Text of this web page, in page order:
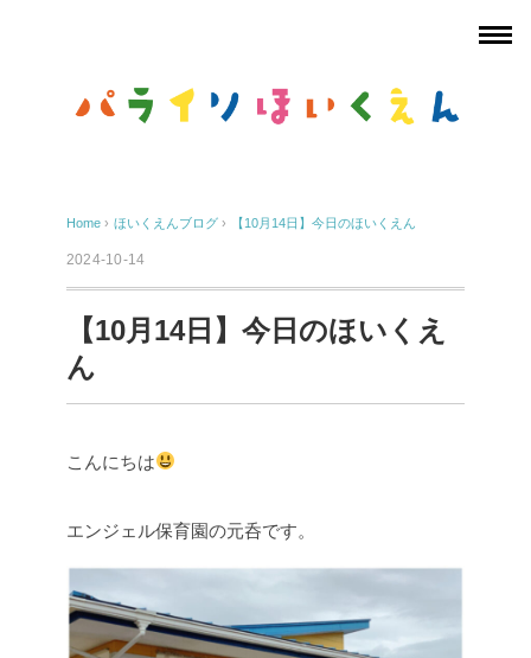
Home › ほいくえんブログ › 【10月14日】今日のほいくえん
2024-10-14
【10月14日】今日のほいくえ
ん
こんにちは
エンジェル保育園の元呑です。